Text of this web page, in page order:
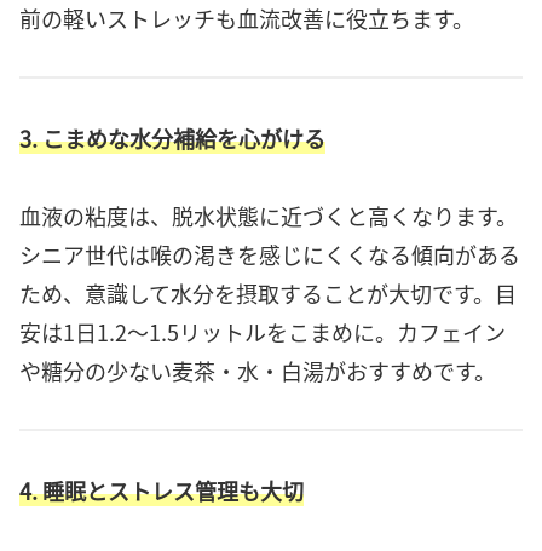
前の軽いストレッチも血流改善に役立ちます。
3. こまめな水分補給を心がける
血液の粘度は、脱水状態に近づくと高くなります。
シニア世代は喉の渇きを感じにくくなる傾向がある
ため、意識して水分を摂取することが大切です。目
安は1日1.2～1.5リットルをこまめに。カフェイン
や糖分の少ない麦茶・水・白湯がおすすめです。
4. 睡眠とストレス管理も大切